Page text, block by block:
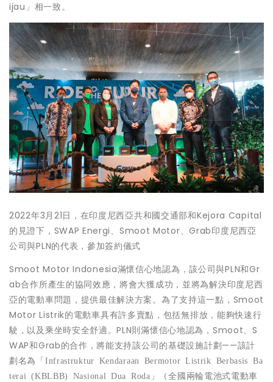
ijau」相一致。
2022年3月21日，在印度尼西亞共和國交通部和Kejora Capital
的見證下，SWAP Energi、Smoot Motor、Grab印度尼西亞
公司與PLN的代表，參加簽約儀式
Smoot Motor Indonesia滿懷信心地認為，該公司與PLN和Gr
ab合作所產生的協同效應，將會大獲成功，並將為解決印度尼西
亞的電動車問題，提供最佳解決方案。為了支持這一點，Smoot
Motor Listrik的電動車具有許多賣點，包括無排放，能夠快速行
駛，以及乘坐時安全舒適。PLN則滿懷信心地認為，Smoot、S
WAP和Grab的合作，將能支持該公司的基礎設施計劃——該計
劃名為「Infrastruktur Kendaraan Bermotor Listrik Berbasis Ba
terai (KBLBB) Nasional Dua Roda 」
（全國兩輪電池式電動車